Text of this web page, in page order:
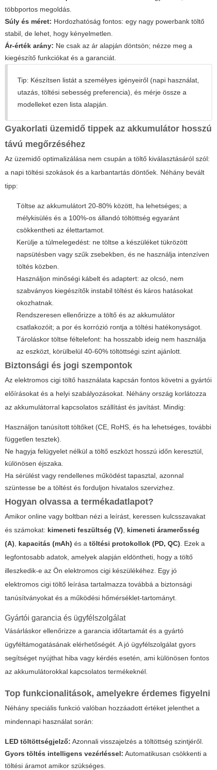
többportos megoldás.
Súly és méret: Hordozhatóság fontos: egy nagy powerbank töltő
stabil, de lehet, hogy kényelmetlen.
Ár-érték arány: Ne csak az ár alapján döntsön; nézze meg a
kiegészítő funkciókat és a garanciát.
Tip: Készítsen listát a személyes igényeiről (napi használat,
utazás, töltési sebesség preferencia), és mérje össze a
modelleket ezen lista alapján.
Gyakorlati üzemidő tippek az akkumulátor hosszú
távú megőrzéséhez
Az üzemidő optimalizálása nem csupán a töltő kiválasztásáról szól:
a napi töltési szokások és a karbantartás döntőek. Néhány bevált
tipp:
Töltse az akkumulátort 20-80% között, ha lehetséges; a
mélykisülés és a 100%-os állandó töltöttség egyaránt
csökkentheti az élettartamot.
Kerülje a túlmelegedést: ne töltse a készüléket tükrözött
napsütésben vagy szűk zsebekben, és ne használja intenzíven
töltés közben.
Használjon minőségi kábelt és adaptert: az olcsó, nem
szabványos kiegészítők instabil töltést és káros hatásokat
okozhatnak.
Rendszeresen ellenőrizze a töltő és az akkumulátor
csatlakozóit; a por és korrózió rontja a töltési hatékonyságot.
Tároláskor töltse féltelefont: ha hosszabb ideig nem használja
az eszközt, körülbelül 40-60% töltöttségi szint ajánlott.
Biztonsági és jogi szempontok
Az elektromos cigi töltő használata kapcsán fontos követni a gyártói
előírásokat és a helyi szabályozásokat. Néhány ország korlátozza
az akkumulátorral kapcsolatos szállítást és javítást. Mindig:
Használjon tanúsított töltőket (CE, RoHS, és ha lehetséges, további
független tesztek).
Ne hagyja felügyelet nélkül a töltő eszközt hosszú időn keresztül,
különösen éjszaka.
Ha sérülést vagy rendellenes működést tapasztal, azonnal
szüntesse be a töltést és forduljon hivatalos szervizhez.
Hogyan olvassa a termékadatlapot?
Amikor online vagy boltban nézi a leírást, keressen kulcsszavakat
és számokat: kimeneti feszültség (V)
kimeneti áramerősség
(A)
kapacitás (mAh) és a töltési protokollok (PD, QC) . Ezek a
legfontosabb adatok, amelyek alapján eldöntheti, hogy a töltő
illeszkedik-e az Ön elektromos cigi készülékéhez. Egy jó
elektromos cigi töltő leírása tartalmazza továbbá a biztonsági
tanúsítványokat és a működési hőmérséklet-tartományt.
Gyártói garancia és ügyfélszolgálat
Vásárláskor ellenőrizze a garancia időtartamát és a gyártó
ügyféltámogatásának elérhetőségét. A jó ügyfélszolgálat gyors
segítséget nyújthat hiba vagy kérdés esetén, ami különösen fontos
az akkumulátorokkal kapcsolatos termékeknél.
Top funkcionalitások, amelyekre érdemes figyelni
Néhány speciális funkció valóban hozzáadott értéket jelenthet a
mindennapi használat során:
LED töltöttségjelző: Azonnali visszajelzés a töltöttség szintjéről.
Gyors töltés intelligens vezérléssel: Automatikusan csökkenti a
töltési áramot amikor szükséges.